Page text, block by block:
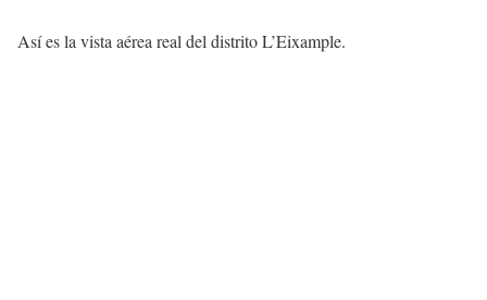
Así es la vista aérea real del distrito L’Eixample.